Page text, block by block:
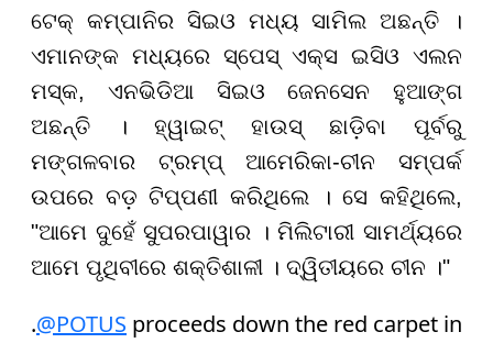
ଟେକ୍ କମ୍ପାନିର ସିଇଓ ମଧ୍ୟ ସାମିଲ ଅଛନ୍ତି ।
ଏମାନଙ୍କ ମଧ୍ୟରେ ସ୍ପେସ୍ ଏକ୍ସ ଇସିଓ ଏଲନ
ମସ୍କ, ଏନଭିଡିଆ ସିଇଓ ଜେନସେନ ହୁଆଙ୍ଗ
ଅଛନ୍ତି । ହ୍ୱାଇଟ୍ ହାଉସ୍ ଛାଡ଼ିବା ପୂର୍ବରୁ
ମଙ୍ଗଳବାର ଟ୍ରମ୍ପ୍ ଆମେରିକା-ଚୀନ ସମ୍ପର୍କ
ଉପରେ ବଡ଼ ଟିପ୍ପଣୀ କରିଥିଲେ । ସେ କହିଥିଲେ,
"ଆମେ ଦୁହେଁ ସୁପରପାୱାର । ମିଲିଟାରୀ ସାମର୍ଥ୍ୟରେ
ଆମେ ପୃଥିବୀରେ ଶକ୍ତିଶାଳୀ । ଦ୍ୱିତୀୟରେ ଚୀନ ।"
.@POTUS proceeds down the red carpet in